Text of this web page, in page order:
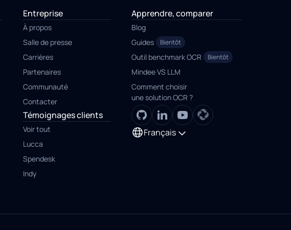
Entreprise
À propos
Salle de presse
Carrières
Partenaires
Communauté
Contacter
Témoignages clients
Voir tout
Lucca
Spendesk
Indy
Apprendre, comparer
Blog
Guides
Bientôt
Outil benchmark OCR Bientôt
Mindee VS LLM
Comment choisir
une solution OCR ?
Français